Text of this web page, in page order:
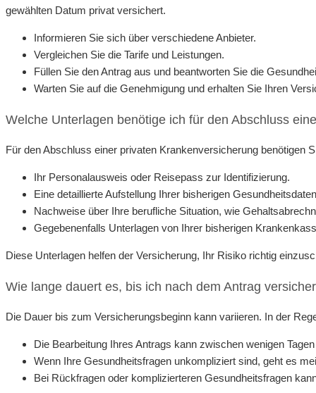
gewählten Datum privat versichert.
Informieren Sie sich über verschiedene Anbieter.
Vergleichen Sie die Tarife und Leistungen.
Füllen Sie den Antrag aus und beantworten Sie die
Warten Sie auf die Genehmigung und erhalten Sie Ihren
Welche Unterlagen benötige ich für den Abschluss
Für den Abschluss einer privaten Krankenversicherung benötigen
Ihr Personalausweis oder Reisepass zur Identifizierung.
Eine detaillierte Aufstellung Ihrer bisherigen
Nachweise über Ihre berufliche Situation, wie
Gegebenenfalls Unterlagen von Ihrer bisherigen
Diese Unterlagen helfen der Versicherung, Ihr Risiko richtig
Wie lange dauert es, bis ich nach dem Antrag
Die Dauer bis zum Versicherungsbeginn kann variieren. In der
Die Bearbeitung Ihres Antrags kann zwischen wenigen
Wenn Ihre Gesundheitsfragen unkompliziert sind, geht es
Bei Rückfragen oder komplizierteren Gesundheitsfragen